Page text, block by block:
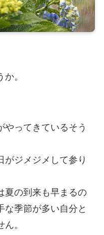
。
やってきているそう
がジメジメして参り
夏の到来も早まるの
季節が多い自分と
。